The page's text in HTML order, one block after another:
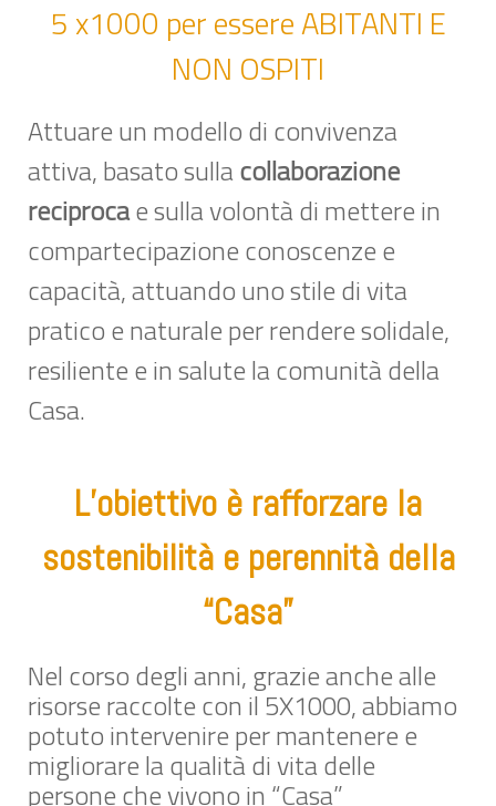
5 x1000 per essere ABITANTI E
NON OSPITI
Attuare un modello di convivenza
attiva, basato sullacollaborazione
reciprocae sulla volontà di mettere in
compartecipazione conoscenze e
capacità, attuando uno stile di vita
pratico e naturale per rendere solidale,
resiliente e in salute la comunità della
Casa.
L’obiettivo è rafforzare la
sostenibilità e perennità della
“Casa”
Nel corso degli anni, grazie anche alle
risorse raccolte con il 5X1000, abbiamo
potuto intervenire per mantenere e
migliorare la qualità di vita delle
persone che vivono in “Casa”